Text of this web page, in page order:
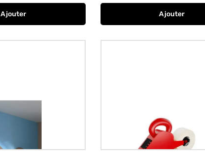
Ajouter
Scie à guichet plaque de plâtre bi-matiere 15 cm + étui
Ajouter
Pince à